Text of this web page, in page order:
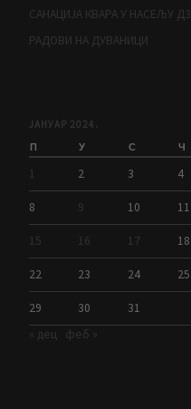
САНАЦИЈА КВАРА У НАСЕЉУ Д3
РАДОВИ НА ДУВАНИЦИ
ЈАНУАР 2024.
П У С Ч
1 2 3 4
8 9 10 11
15 16 17 18
22 23 24 25
29 30
31
« дец феб »